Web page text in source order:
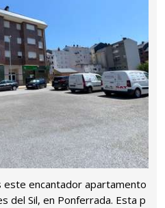
este encantador apartamento
del Sil, en Ponferrada. Esta p